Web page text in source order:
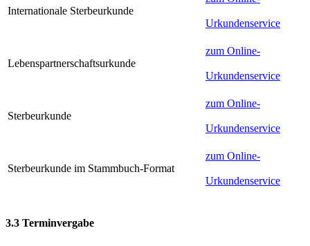
Internationale Sterbeurkunde
Urkundenservice
Lebenspartnerschaftsurkunde
zum Online-
Urkundenservice
Sterbeurkunde
zum Online-
Urkundenservice
Sterbeurkunde im Stammbuch-Format
zum Online-
Urkundenservice
3.3 Terminvergabe